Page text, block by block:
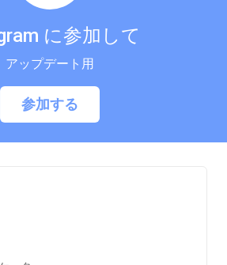
に参加して
アップデート用
参加する